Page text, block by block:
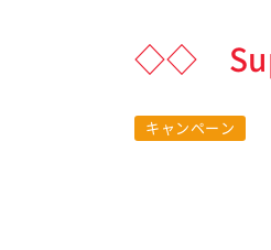
◇◇
キャンペーン